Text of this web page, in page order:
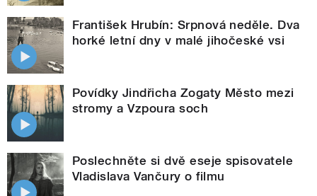
František Hrubín: Srpnová neděle. Dva
horké letní dny v malé jihočeské vsi
Povídky Jindřicha Zogaty Město mezi
stromy a Vzpoura soch
Poslechněte si dvě eseje spisovatele
Vladislava Vančury o filmu